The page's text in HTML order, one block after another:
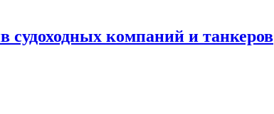
компаний и танкеров